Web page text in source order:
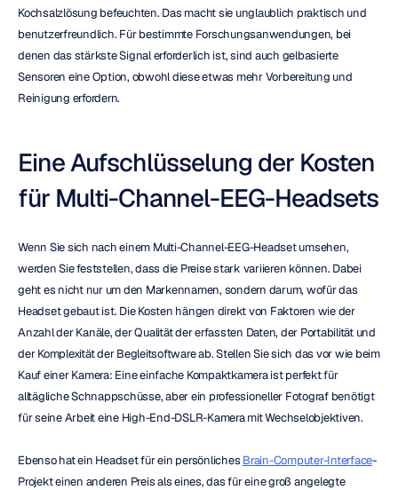
Kochsalzlösung befeuchten. Das macht sie unglaublich praktisch und
benutzerfreundlich. Für bestimmte Forschungsanwendungen, bei
denen das stärkste Signal erforderlich ist, sind auch gelbasierte
Sensoren eine Option, obwohl diese etwas mehr Vorbereitung und
Reinigung erfordern.
Eine Aufschlüsselung der Kosten
für Multi-Channel-EEG-Headsets
Wenn Sie sich nach einem Multi-Channel-EEG-Headset umsehen,
werden Sie feststellen, dass die Preise stark variieren können. Dabei
geht es nicht nur um den Markennamen, sondern darum, wofür das
Headset gebaut ist. Die Kosten hängen direkt von Faktoren wie der
Anzahl der Kanäle, der Qualität der erfassten Daten, der Portabilität und
der Komplexität der Begleitsoftware ab. Stellen Sie sich das vor wie beim
Kauf einer Kamera: Eine einfache Kompaktkamera ist perfekt für
alltägliche Schnappschüsse, aber ein professioneller Fotograf benötigt
für seine Arbeit eine High-End-DSLR-Kamera mit Wechselobjektiven.
Ebenso hat ein Headset für ein persönliches Brain-Computer-Interface-
Projekt einen anderen Preis als eines, das für eine groß angelegte